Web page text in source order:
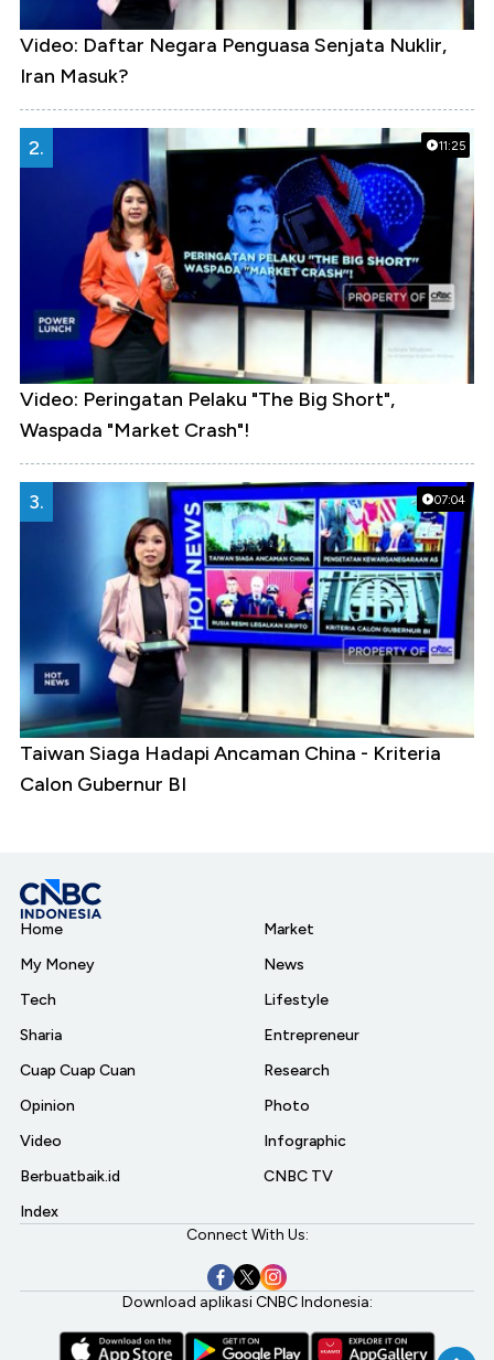
Video: Daftar Negara Penguasa Senjata Nuklir,
Iran Masuk?
11:25
2.
Video: Peringatan Pelaku "The Big Short",
Waspada "Market Crash"!
07:04
3.
Taiwan Siaga Hadapi Ancaman China - Kriteria
Calon Gubernur BI
Home
My Money
Tech
Sharia
Cuap Cuap Cuan
Opinion
Video
Berbuatbaik.id
Index
Market
News
Lifestyle
Entrepreneur
Research
Photo
Infographic
CNBC TV
Connect With Us:
Download aplikasi CNBC Indonesia: